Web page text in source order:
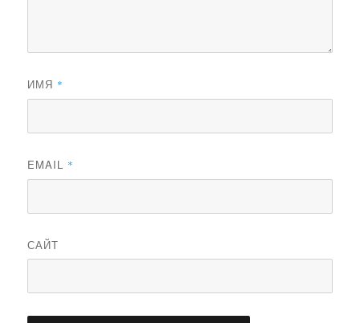
ИМЯ *
EMAIL *
САЙТ